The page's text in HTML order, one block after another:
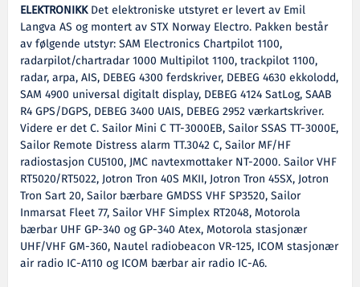
ELEKTRONIKKDet elektroniske utstyret er levert av Emil
Langva AS og montert av STX Norway Electro. Pakken består
av følgende utstyr: SAM Electronics Chartpilot 1100,
radarpilot/chartradar 1000 Multipilot 1100, trackpilot 1100,
radar, arpa, AIS, DEBEG 4300 ferdskriver, DEBEG 4630 ekkolodd,
SAM 4900 universal digitalt display, DEBEG 4124 SatLog, SAAB
R4 GPS/DGPS, DEBEG 3400 UAIS, DEBEG 2952 værkartskriver.
Videre er det C. Sailor Mini C TT-3000EB, Sailor SSAS TT-3000E,
Sailor Remote Distress alarm TT.3042 C, Sailor MF/HF
radiostasjon CU5100, JMC navtexmottaker NT-2000. Sailor VHF
RT5020/RT5022, Jotron Tron 40S MKII, Jotron Tron 45SX, Jotron
Tron Sart 20, Sailor bærbare GMDSS VHF SP3520, Sailor
Inmarsat Fleet 77, Sailor VHF Simplex RT2048, Motorola
bærbar UHF GP-340 og GP-340 Atex, Motorola stasjonær
UHF/VHF GM-360, Nautel radiobeacon VR-125, ICOM stasjonær
air radio IC-A110 og ICOM bærbar air radio IC-A6.